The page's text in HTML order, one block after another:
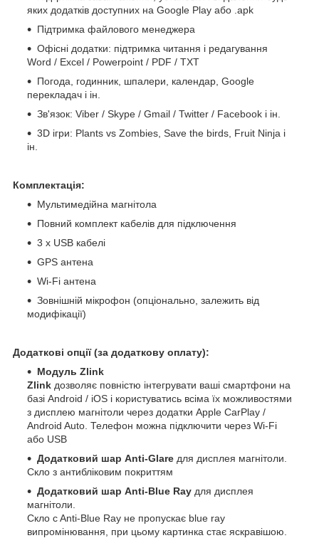
яких додатків доступних на Google Play або .apk
Підтримка файлового менеджера
Офісні додатки: підтримка читання і редагування
Word / Excel / Powerpoint / PDF / TXT
Погода, годинник, шпалери, календар, Google
перекладач і ін.
Зв'язок: Viber / Skype / Gmail / Twitter / Facebook і ін.
3D ігри: Plants vs Zombies, Save the birds, Fruit Ninja і
ін.
Комплектація:
Мультимедійна магнітола
Повний комплект кабелів для підключення
3 x USB кабелі
GPS антена
Wi-Fi антена
Зовнішній мікрофон (опціонально, залежить від
модифікації)
Додаткові опції (за додаткову оплату):
Модуль Zlink
Zlink дозволяє повністю інтегрувати ваші смартфони на
базі Android / iOS і користуватись всіма їх можливостями
з дисплею магнітоли через додатки Apple CarPlay /
Android Auto. Телефон можна підключити через Wi-Fi
або USB
Додатковий шар Anti-Glare для дисплея магнітоли.
Скло з антибліковим покриттям
Додатковий шар Anti-Blue Ray для дисплея
магнітоли.
Скло c Anti-Blue Ray не пропускає blue ray
випромінювання, при цьому картинка стає яскравішою.